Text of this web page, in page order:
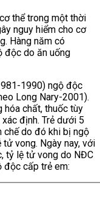
thể trong một thời
nguy hiểm cho cơ
Hàng năm có
độc do ăn uống
1990) ngộ độc
Long Nary-2001).
chất, thuốc tùy
định. Trẻ dưới 5
chế do đó khi bị ngộ
vong. Ngày nay, với
tỷ lệ tử vong do NĐC
độc cấp trẻ em: